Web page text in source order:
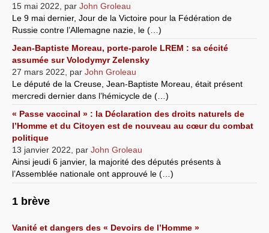
15 mai 2022
par John Groleau
Le 9 mai dernier, Jour de la Victoire pour la Fédération de
Russie contre l’Allemagne nazie, le (…)
Jean-Baptiste Moreau, porte-parole LREM : sa cécité
assumée sur Volodymyr Zelensky
27 mars 2022
par John Groleau
Le député de la Creuse, Jean-Baptiste Moreau, était présent
mercredi dernier dans l’hémicycle de (…)
« Passe vaccinal » : la Déclaration des droits naturels de
l’Homme et du Citoyen est de nouveau au cœur du combat
politique
13 janvier 2022
par John Groleau
Ainsi jeudi 6 janvier, la majorité des députés présents à
l’Assemblée nationale ont approuvé le (…)
1 brève
Vanité et dangers des « Devoirs de l’Homme »